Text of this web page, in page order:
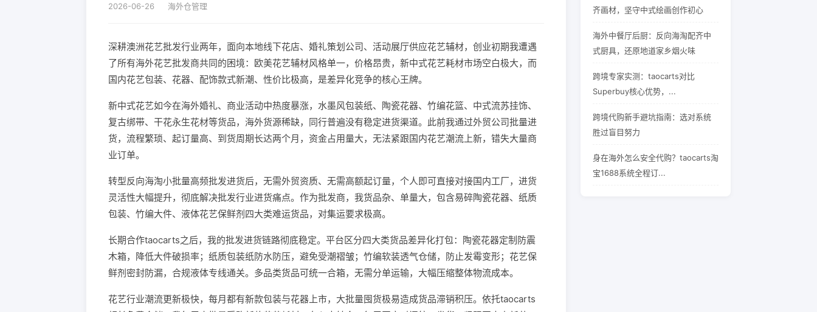
2026-06-26 海外仓管理
深耕澳洲花艺批发行业两年，面向本地线下花店、婚礼策划公司、活动展厅供应花艺辅材，创业初期我遭遇
了所有海外花艺批发商共同的困境：欧美花艺辅材风格单一，价格昂贵，新中式花艺耗材市场空白极大，而
国内花艺包装、花器、配饰款式新潮、性价比极高，是差异化竞争的核心王牌。
新中式花艺如今在海外婚礼、商业活动中热度暴涨，水墨风包装纸、陶瓷花器、竹编花篮、中式流苏挂饰、
复古绑带、干花永生花材等货品，海外货源稀缺，同行普遍没有稳定进货渠道。此前我通过外贸公司批量进
货，流程繁琐、起订量高、到货周期长达两个月，资金占用量大，无法紧跟国内花艺潮流上新，错失大量商
业订单。
转型反向海淘小批量高频批发进货后，无需外贸资质、无需高额起订量，个人即可直接对接国内工厂，进货
灵活性大幅提升，彻底解决批发行业进货痛点。作为批发商，我货品杂、单量大，包含易碎陶瓷花器、纸质
包装、竹编大件、液体花艺保鲜剂四大类难运货品，对集运要求极高。
长期合作taocarts之后，我的批发进货链路彻底稳定。平台区分四大类货品差异化打包：陶瓷花器定制防震
木箱，降低大件破损率；纸质包装纸防水防压，避免受潮褶皱；竹编软装透气仓储，防止发霉变形；花艺保
鲜剂密封防漏，合规液体专线通关。多品类货品可统一合箱，无需分单运输，大幅压缩整体物流成本。
花艺行业潮流更新极快，每月都有新款包装与花器上市，大批量囤货极易造成货品滞销积压。依托taocarts
齐画材，坚守中式绘画创作初心
海外中餐厅后厨：反向海淘配齐中
式厨具，还原地道家乡烟火味
跨境专家实测：taocarts对比
Superbuy核心优势，...
跨境代购新手避坑指南：选对系统
胜过盲目努力
身在海外怎么安全代购？taocarts淘
宝1688系统全程订...